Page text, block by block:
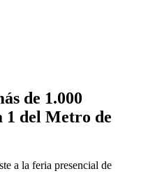
de 1.000
1 del Metro de
a la feria presencial de